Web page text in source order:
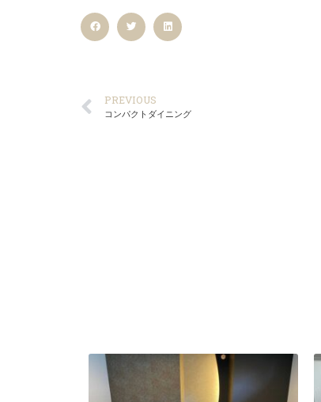
PREVIOUS
コンパクトダイニング